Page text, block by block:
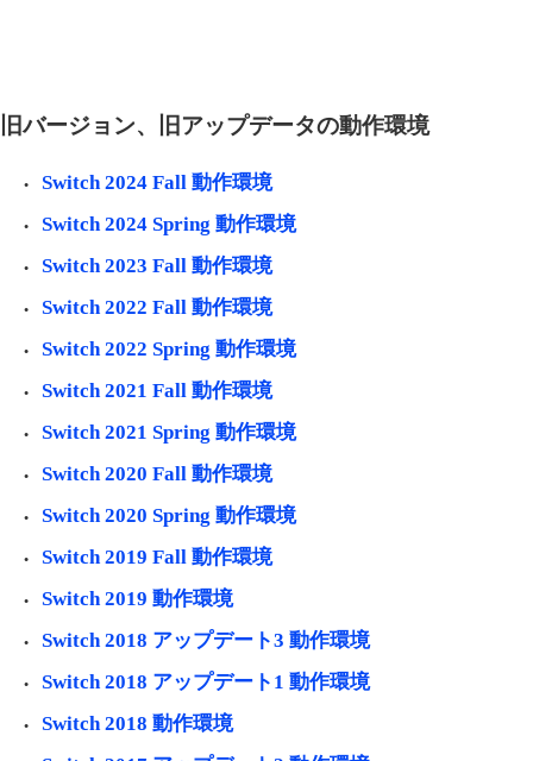
旧バージョン、旧アップデータの動作環境
Switch 2024 Fall 動作環境
Switch 2024 Spring 動作環境
Switch 2023 Fall 動作環境
Switch 2022 Fall 動作環境
Switch 2022 Spring 動作環境
Switch 2021 Fall 動作環境
Switch 2021 Spring 動作環境
Switch 2020 Fall 動作環境
Switch 2020 Spring 動作環境
Switch 2019 Fall 動作環境
Switch 2019 動作環境
Switch 2018 アップデート3 動作環境
Switch 2018 アップデート1 動作環境
Switch 2018 動作環境